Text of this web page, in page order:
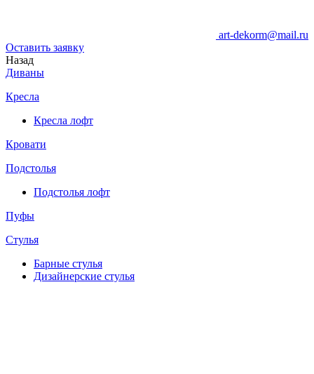
art-dekorm@mail.ru
Оставить заявку
Назад
Диваны
Кресла
Кресла лофт
Кровати
Подстолья
Подстолья лофт
Пуфы
Стулья
Барные cтулья
Дизайнерские cтулья